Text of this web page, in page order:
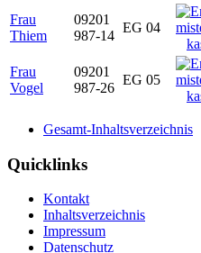
Frau
Thiem
09201
987-14
EG 04
Frau
Vogel
09201
987-26
EG 05
Gesamt-Inhaltsverzeichnis
Quicklinks
Kontakt
Inhaltsverzeichnis
Impressum
Datenschutz